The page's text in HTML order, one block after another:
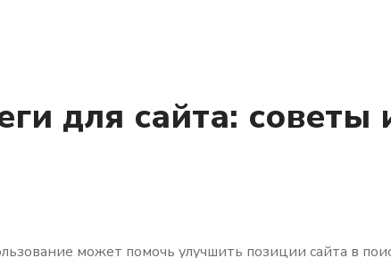
для сайта: советы
может помочь улучшить позиции сайта в